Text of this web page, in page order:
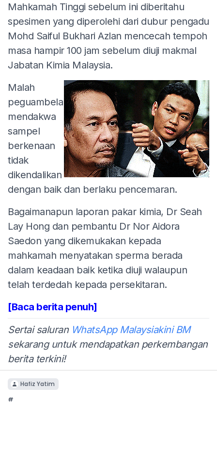
Mahkamah Tinggi sebelum ini diberitahu
spesimen yang diperolehi dari dubur pengadu
Mohd Saiful Bukhari Azlan mencecah tempoh
masa hampir 100 jam sebelum diuji makmal
Jabatan Kimia Malaysia.
Malah
peguambela
mendakwa
sampel
berkenaan
tidak
dikendalikan
dengan baik dan berlaku pencemaran.
Bagaimanapun laporan pakar kimia, Dr Seah
Lay Hong dan pembantu Dr Nor Aidora
Saedon yang dikemukakan kepada
mahkamah menyatakan sperma berada
dalam keadaan baik ketika diuji walaupun
telah terdedah kepada persekitaran.
[Baca berita penuh]
Sertai saluran WhatsApp Malaysiakini BM
sekarang untuk mendapatkan perkembangan
berita terkini!
Hafiz Yatim
#